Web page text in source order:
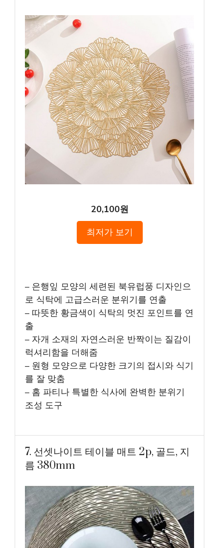
20,100원
최저가 보기
– 은행잎 모양의 세련된 북유럽풍 디자인으
로 식탁에 고급스러운 분위기를 연출
– 따뜻한 황금색이 식탁의 멋진 포인트를 연
출
– 자개 소재의 자연스러운 반짝이는 질감이
럭셔리함을 더해줌
– 원형 모양으로 다양한 크기의 접시와 식기
를 잘 맞춤
– 홈 파티나 특별한 식사에 완벽한 분위기
조성 도구
7. 선셋나이트 테이블 매트 2p, 골드, 지
름 380mm